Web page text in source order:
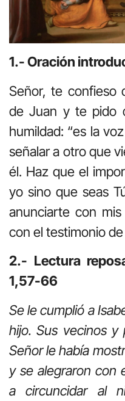
1.- Oración
Señor, te confieso
de Juan y te pido
humildad: “es la
señalar a otro que
él. Haz que el
yo sino que seas
anunciarte con
con el testimonio de
2.- Lectura
1,57-66
Se le cumplió a
hijo. Sus vecinos y
Señor le había
y se alegraron con
a circuncidar al